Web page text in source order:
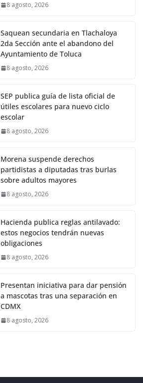
8 agosto, 2026
Saquean secundaria en Tlachaloya
2da Sección ante el abandono del
Ayuntamiento de Toluca
8 agosto, 2026
SEP publica guía de lista oficial de
útiles escolares para nuevo ciclo
escolar
8 agosto, 2026
Morena suspende derechos
partidistas a diputadas tras burlas
sobre adultos mayores
8 agosto, 2026
Hacienda publica reglas antilavado:
estos negocios tendrán nuevas
obligaciones
8 agosto, 2026
Presentan iniciativa para dar pensión
a mascotas tras una separación en
CDMX
8 agosto, 2026